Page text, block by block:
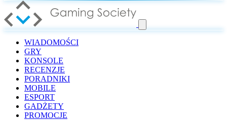
WIADOMOŚCI
GRY
KONSOLE
RECENZJE
PORADNIKI
MOBILE
ESPORT
GADŻETY
PROMOCJE